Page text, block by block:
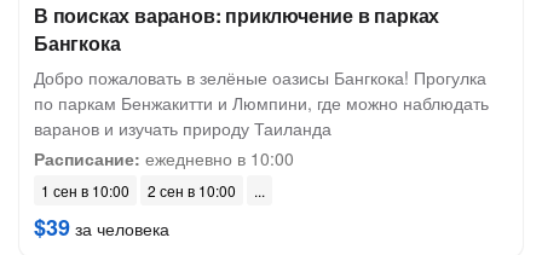
В поисках варанов: приключение в парках
Бангкока
Добро пожаловать в зелёные оазисы Бангкока! Прогулка
по паркам Бенжакитти и Люмпини, где можно наблюдать
варанов и изучать природу Таиланда
Расписание: ежедневно в 10:00
1 сен в 10:00 2 сен в 10:00
$39 за человека